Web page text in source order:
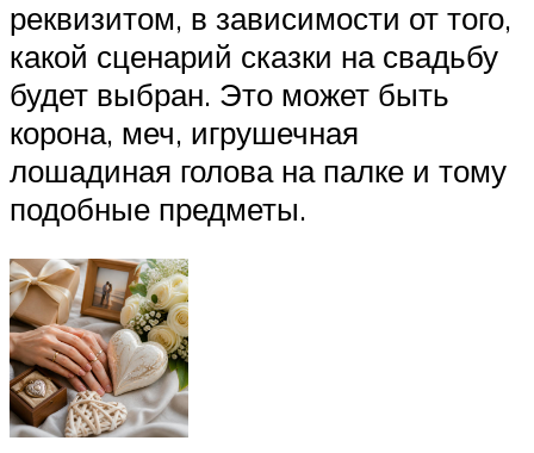
реквизитом, в зависимости от того,
какой сценарий сказки на свадьбу
будет выбран. Это может быть
корона, меч, игрушечная
лошадиная голова на палке и тому
подобные предметы.